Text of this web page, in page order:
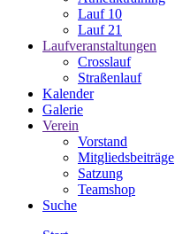
Lauf 10
Lauf 21
Laufveranstaltungen
Crosslauf
Straßenlauf
Kalender
Galerie
Verein
Vorstand
Mitgliedsbeiträge
Satzung
Teamshop
Suche